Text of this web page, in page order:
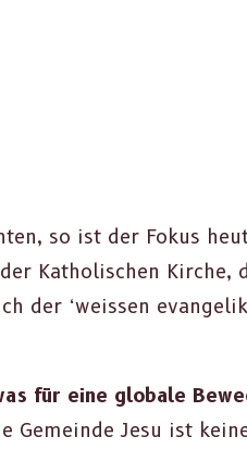
so ist der Fokus
Katholis­chen
der ‘weis­sen
für eine glob­ale
Gemeinde Jesu ist